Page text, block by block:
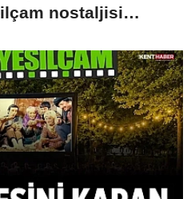
nostaljisi